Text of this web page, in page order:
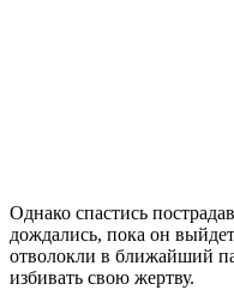
Однако спастись
дождались, пока он
отволокли в ближайший
избивать свою жертву.